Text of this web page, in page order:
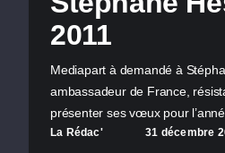
2011
Mediapart à demandé à
ambassadeur de France,
présenter ses vœux pour
La Rédac' 31 décembre